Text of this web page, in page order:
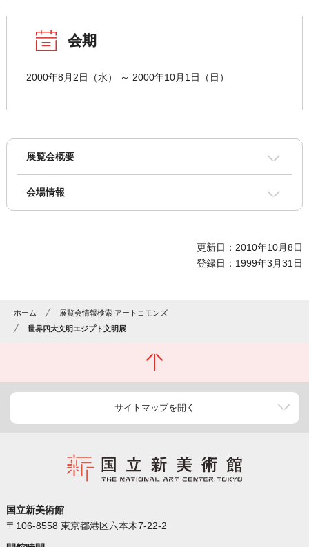
会期
2000年8月2日（水） ～ 2000年10月1日（日）
展覧会概要
会場情報
更新日：2010年10月8日
登録日：1999年3月31日
ホーム
展覧会情報検索 アートコモンズ
世界四大文明エジプト文明展
サイトマップを開く
国立新美術館
〒106-8558 東京都港区六本木7-22-2